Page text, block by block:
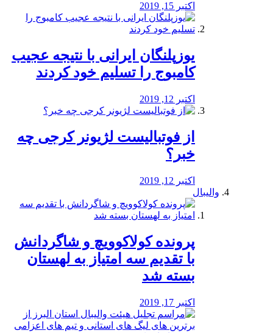
اکتبر 15, 2019
یوزپلنگان ایرانی با نتیجه عجیب
کامبوج را تسلیم خود کردند
اکتبر 12, 2019
از فوتبالیست لژیونر کرجی چه
خبر؟
اکتبر 12, 2019
والیبال
پرونده کولاکوویچ و شاگردانش
با تقدیم سه امتیاز به لهستان
بسته شد
اکتبر 17, 2019